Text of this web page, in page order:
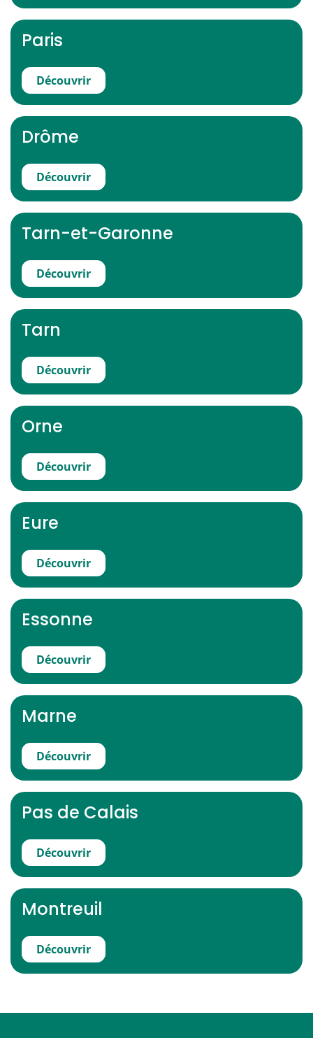
Paris
Découvrir
Drôme
Découvrir
Tarn-et-Garonne
Découvrir
Tarn
Découvrir
Orne
Découvrir
Eure
Découvrir
Essonne
Découvrir
Marne
Découvrir
Pas de Calais
Découvrir
Montreuil
Découvrir